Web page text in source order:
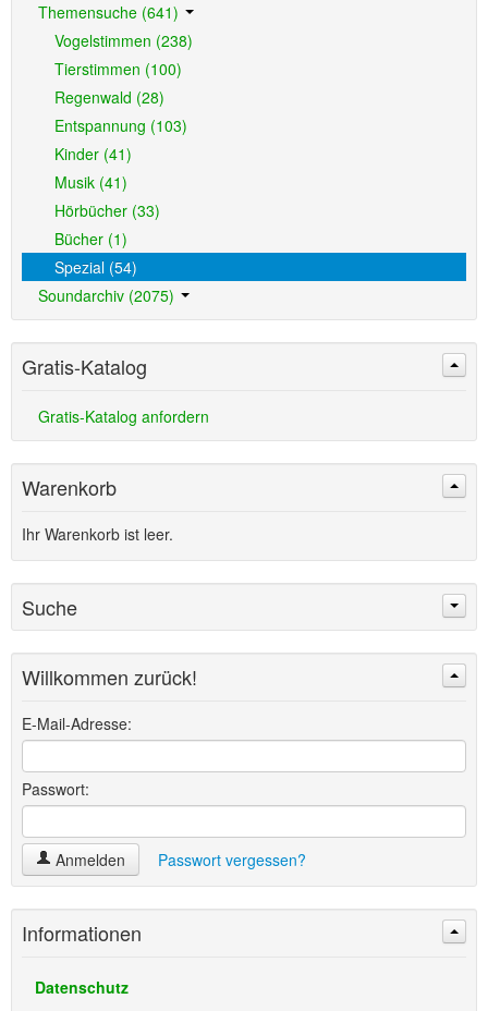
Themensuche (641)
Vogelstimmen (238)
Tierstimmen (100)
Regenwald (28)
Entspannung (103)
Kinder (41)
Musik (41)
Hörbücher (33)
Bücher (1)
Spezial (54)
Soundarchiv (2075)
Gratis-Katalog
Gratis-Katalog anfordern
Warenkorb
Ihr Warenkorb ist leer.
Suche
Willkommen zurück!
E-Mail-Adresse:
Passwort:
Anmelden Passwort vergessen?
Informationen
Datenschutz